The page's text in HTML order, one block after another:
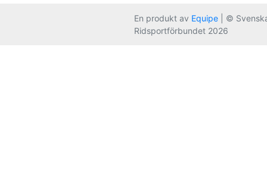
En produkt av Equipe | ©
Ridsportförbundet 2026